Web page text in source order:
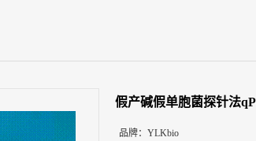
假产碱假单胞菌探针法
品牌： YLKbio